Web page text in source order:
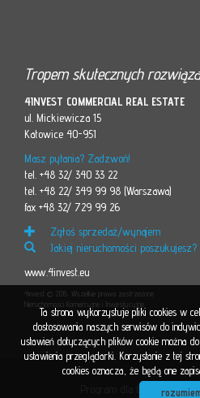
Tropem skutecznych
4INVEST COMMERCIAL REAL ESTATE
ul. Mickiewicza 15
Katowice 40-951
Masz pytania? Zadzwoń!
tel. +48 32/ 340 33 22
tel. +48 22/ 349 99 98 (Warszawa)
fax +48 32/ 729 99 26
Zgłoś sprzedaż/wynajem
Jakiej nieruchomości poszukujesz?
www.4invest.eu
4invest © 2015. Wszelkie prawa zastrzeżone
Nieruchomości Komercyjne i Inwestycyjne
Program dla biur
Ta strona wykorzystuje pliki cookies w
dostosowania naszych serwisów do
ustawień dotyczących plików cookie można
ustawienia przeglądarki. Korzystanie z tej
cookies oznacza, że będą one